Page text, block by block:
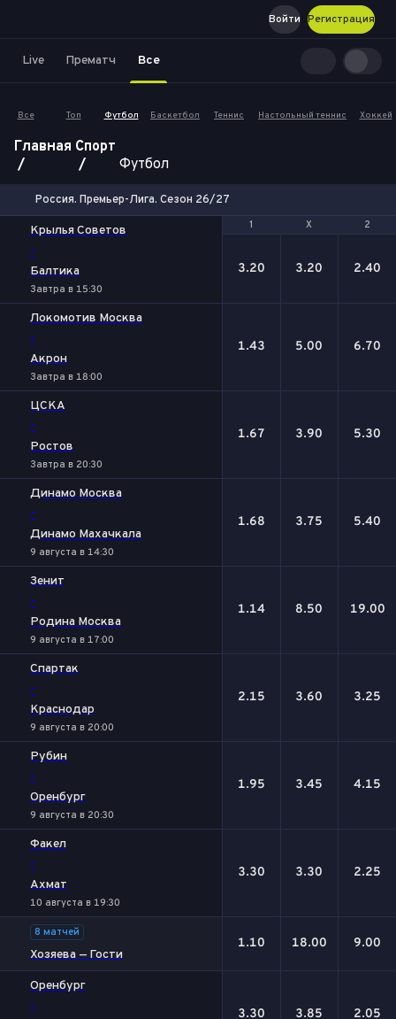
Регистрация
Войти
Live Прематч Все
Все Топ Футбол Баскетбол Теннис Настольный теннис Хоккей
Главная Спорт
Футбол
Россия. Премьер-Лига. Сезон 26/27
1 Х 2
Крылья Советов
-
Балтика
Завтра в 15:30
1 Х 2
3.20 3.20 2.40
Локомотив Москва
-
Акрон
Завтра в 18:00
1.43 5.00 6.70
ЦСКА
-
Ростов
Завтра в 20:30
1.67 3.90 5.30
Динамо Москва
-
Динамо Махачкала
9 августа в 14:30
1.68 3.75 5.40
Зенит
-
Родина Москва
9 августа в 17:00
1.14 8.50 19.00
Спартак
-
Краснодар
9 августа в 20:00
2.15 3.60 3.25
Рубин
-
Оренбург
9 августа в 20:30
1.95 3.45 4.15
Факел
-
Ахмат
10 августа в 19:30
3.30 3.30 2.25
8 матчей
Хозяева — Гости
1.10 18.00 9.00
Оренбург
- 3.30 3.85 2.05